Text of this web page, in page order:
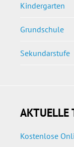
Kindergarten
Grundschule
Sekundarstufe
AKTUELLE
Kostenlose